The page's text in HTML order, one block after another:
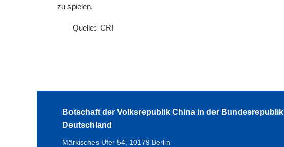
zu spielen.
Quelle: CRI
Botschaft der Volksrepublik China in der Bundesrepublik
Deutschland
Märkisches Ufer 54, 10179 Berlin